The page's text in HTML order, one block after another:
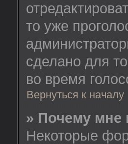
то уже
сделано для
во время
Вернуться к началу
» Почему
Некоторые